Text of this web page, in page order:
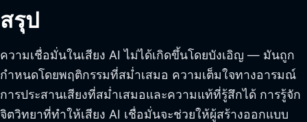
สรุป
ความเชื่อมั่นในเสียง AI ไม่ได้เกิดขึ้นโดยบังเอิญ — มันถูก
กำหนดโดยพฤติกรรมที่สม่ำเสมอ ความเต็มใจทางอารมณ์
การประสานเสียงที่สม่ำเสมอและความแท้ที่รู้สึกได้ การรู้จัก
จิตวิทยาที่ทำให้เสียง AI เชื่อมั่นจะช่วยให้ผู้สร้างออกแบบ